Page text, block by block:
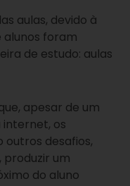
aulas, devido à
alunos foram
de estudo: aulas
apesar de um
os
desafios,
um
do aluno